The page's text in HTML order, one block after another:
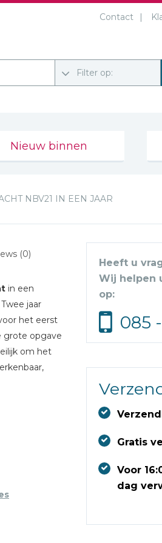
Contact
Filter op:
Nieuw binnen
NBV21 IN EEN JAAR
(0)
in een
Twee jaar
het eerst
grote opgave
om het
En
unieke
in gesprek
Heeft u
Wij helpen
op:
085
Gratis
Voor
dag